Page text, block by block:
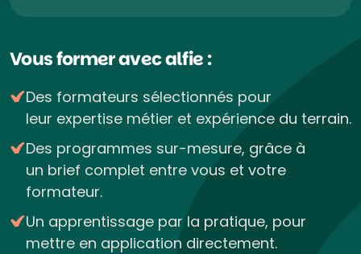
Vous former avec alfie :
Des formateurs sélectionnés pour
leur expertise métier et expérience du terrain.
Des programmes sur-mesure, grâce à
un brief complet entre vous et votre
formateur.
Un apprentissage par la pratique, pour
mettre en application directement.